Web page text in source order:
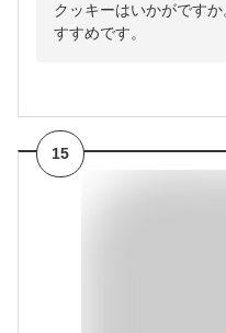
クッキーはいかがです
すすめです。
15